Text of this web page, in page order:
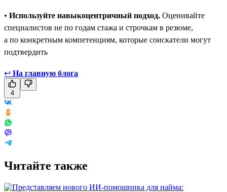
• Используйте навыкоцентричный подход. Оценивайте
специалистов не по годам стажа и строчкам в резюме,
а по конкретным компетенциям, которые соискатели могут
подтвердить
↩ На главную блога
4
Читайте также